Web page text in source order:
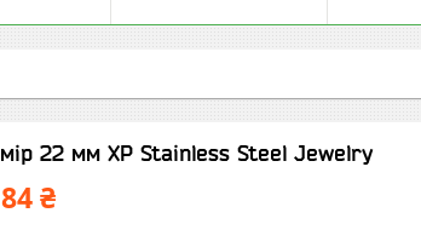
22 мм XP Stainless Steel Jewelry
₴